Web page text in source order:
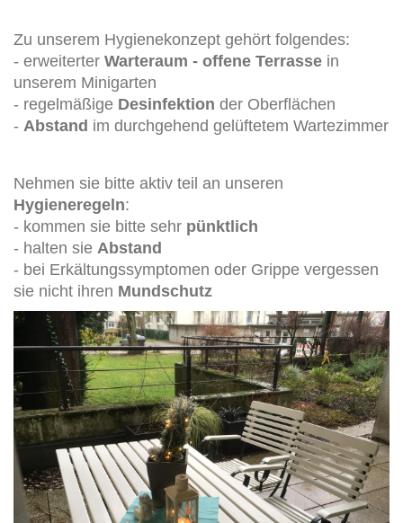
Zu unserem Hygienekonzept gehört folgendes:
- erweiterter Warteraum - offene Terrasse in
unserem Minigarten
- regelmäßige Desinfektion der Oberflächen
- Abstand im durchgehend gelüftetem Wartezimmer
Nehmen sie bitte aktiv teil an unseren
Hygieneregeln:
- kommen sie bitte sehr pünktlich
- halten sie Abstand
- bei Erkältungssymptomen oder Grippe vergessen
sie nicht ihren Mundschutz